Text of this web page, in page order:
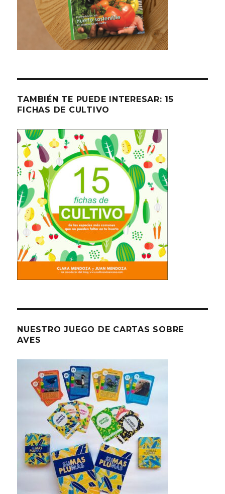
TAMBIÉN TE PUEDE INTERESAR: 15
FICHAS DE CULTIVO
NUESTRO JUEGO DE CARTAS SOBRE
AVES